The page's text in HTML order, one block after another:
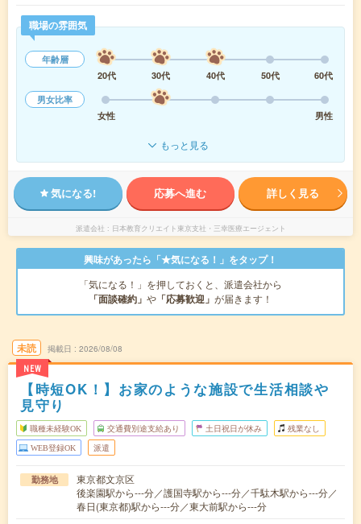
職場の雰囲気
年齢層
20代
30代 40代 50代
60代
男女比率
女性
男性
もっと見る
気になる! 応募へ進む 詳しく見る
派遣会社 日本教育クリエイト東京支社・三幸医療エージェント
興味があったら「★気になる！」をタップ！
「気になる！」を押しておくと、派遣会社から
「面談確約」 や 「応募歓迎」 が届きます！
未読
NEW
掲載日 2026/08/08
【時短OK！】お家のような施設で生活相談や
見守り
職種未経験OK 交通費別途支給あり 土日祝日が休み 残業なし
WEB登録OK 派遣
勤務地
東京都文京区
後楽園駅から---分／護国寺駅から---分／千駄木駅から---分／
春日(東京都)駅から---分／東大前駅から---分